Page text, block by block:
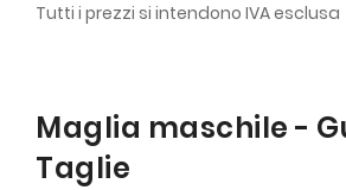
Tutti i prezzi si intendono IVA esclusa
Maglia maschile -
Taglie